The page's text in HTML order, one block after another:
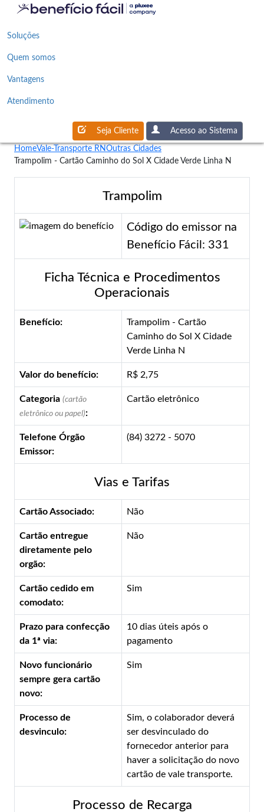
Soluções
Quem somos
Vantagens
Atendimento
Seja Cliente Acesso ao Sistema
HomeVale-Transporte RNOutras Cidades
Trampolim - Cartão Caminho do Sol X Cidade Verde Linha N
Trampolim
Código do emissor na
Benefício Fácil: 331
Ficha Técnica e Procedimentos
Operacionais
Benefício:
Trampolim - Cartão
Caminho do Sol X Cidade
Verde Linha N
Valor do benefício: R$ 2,75
Categoria (cartão
eletrônico ou papel):
Cartão eletrônico
Telefone Órgão
Emissor:
(84) 3272 - 5070
Vias e Tarifas
Cartão Associado: Não
Cartão entregue
diretamente pelo
orgão:
Não
Cartão cedido em
comodato:
Sim
Prazo para confecção
da 1ª via:
10 dias úteis após o
pagamento
Novo funcionário
sempre gera cartão
novo:
Sim
Processo de
desvinculo:
Sim, o colaborador deverá
ser desvinculado do
fornecedor anterior para
haver a solicitação do novo
cartão de vale transporte.
Processo de Recarga